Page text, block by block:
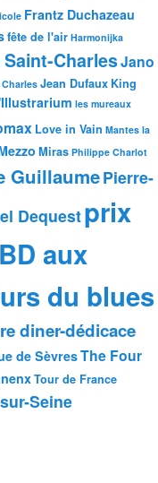
Frantz Duchazeau
fête de l'air Harmonijka
CharlesJano
Jean Dufaux King
les mureaux
Love in Vain Mantes la
Miras Philippe Charlot
GuillaumePierre-
Dequestprix
aux
du blues
diner-dédicace
de SèvresThe Four
Tour de France
Seine